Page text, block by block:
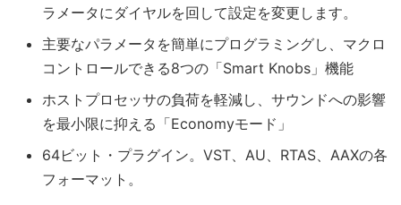
ラメータにダイヤルを回して設定を変更します。
主要なパラメータを簡単にプログラミングし、マクロ
コントロールできる8つの「Smart Knobs」機能
ホストプロセッサの負荷を軽減し、サウンドへの影響
を最小限に抑える「Economyモード」
64ビット・プラグイン。VST、AU、RTAS、AAXの各
フォーマット。